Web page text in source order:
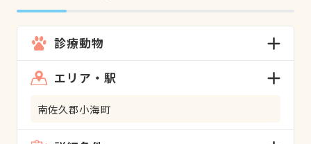
診療動物
エリア・駅
南佐久郡小海町